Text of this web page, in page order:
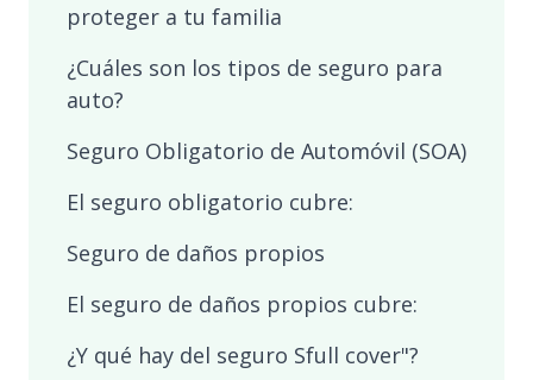
proteger a tu familia
¿Cuáles son los tipos de seguro para
auto?
Seguro Obligatorio de Automóvil (SOA)
El seguro obligatorio cubre:
Seguro de daños propios
El seguro de daños propios cubre:
¿Y qué hay del seguro Sfull cover"?